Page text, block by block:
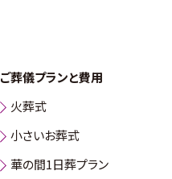
ご葬儀プランと費用
火葬式
小さいお葬式
華の間1日葬プラン